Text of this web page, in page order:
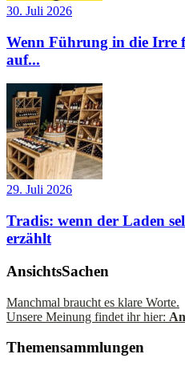
30. Juli 2026
Wenn Führung in die Irre
auf...
29. Juli 2026
Tradis: wenn der Laden
erzählt
AnsichtsSachen
Manchmal braucht es klare Worte.
Unsere Meinung findet ihr hier:
Themensammlungen